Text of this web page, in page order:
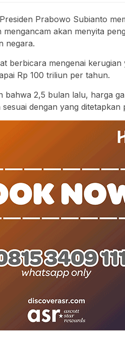
Prabowo Subianto
akan menyita
negara.
berbicara mengenai kerugian
Rp 100 triliun per tahun.
bahwa 2,5 bulan lalu, harga
dengan yang ditetapkan